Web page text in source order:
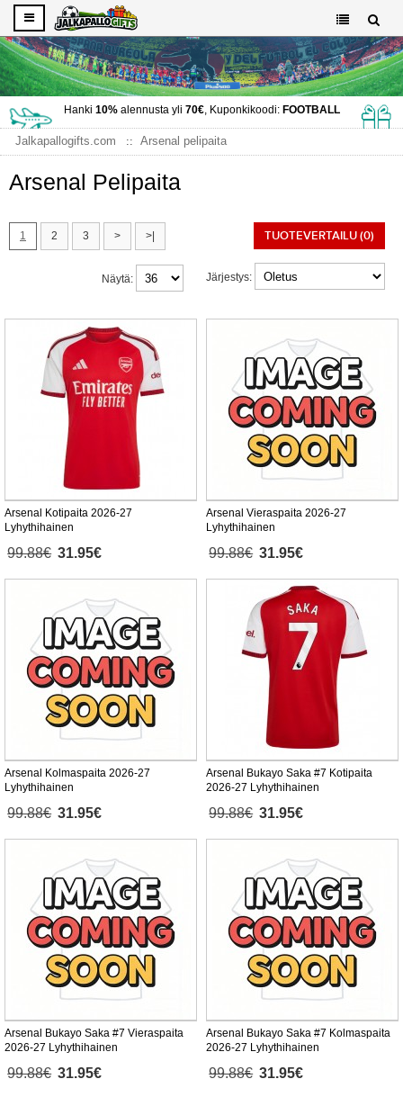
Hanki 10%alennusta yli 70€, Kuponkikoodi: FOOTBALL
Jalkapallogifts.com Arsenal pelipaita
Arsenal Pelipaita
1 2 3 > >| TUOTEVERTAILU (0)
Järjestys:
Näytä:
Arsenal Kotipaita 2026-27
Lyhythihainen
99.88€ 31.95€
Arsenal Vieraspaita 2026-27
Lyhythihainen
99.88€ 31.95€
Arsenal Kolmaspaita 2026-27
Lyhythihainen
99.88€ 31.95€
Arsenal Bukayo Saka #7 Kotipaita
2026-27 Lyhythihainen
99.88€ 31.95€
Arsenal Bukayo Saka #7 Vieraspaita
2026-27 Lyhythihainen
99.88€ 31.95€
Arsenal Bukayo Saka #7 Kolmaspaita
2026-27 Lyhythihainen
99.88€ 31.95€